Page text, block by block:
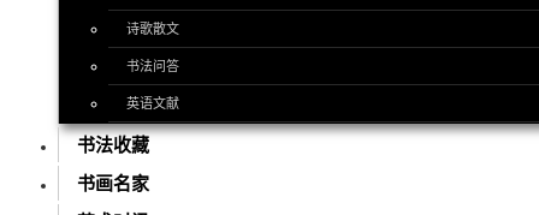
诗歌散文
书法问答
英语文献
书法收藏
书画名家